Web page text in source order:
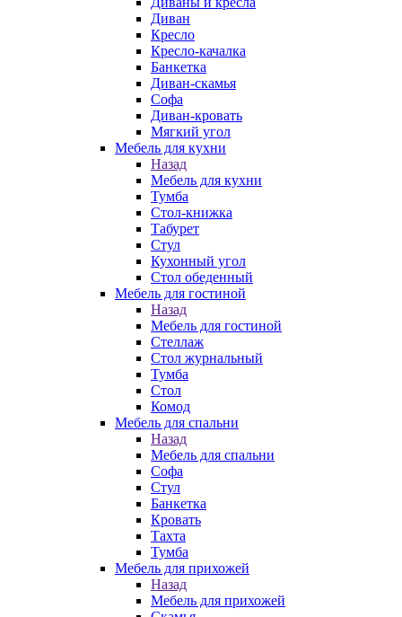
Диван
Кресло
Кресло-качалка
Банкетка
Диван-скамья
Софа
Диван-кровать
Мягкий угол
Мебель для кухни
Назад
Мебель для кухни
Тумба
Стол-книжка
Табурет
Стул
Кухонный угол
Стол обеденный
Мебель для гостиной
Назад
Мебель для гостиной
Стеллаж
Стол журнальный
Тумба
Стол
Комод
Мебель для спальни
Назад
Мебель для спальни
Софа
Стул
Банкетка
Кровать
Тахта
Тумба
Мебель для прихожей
Назад
Мебель для прихожей